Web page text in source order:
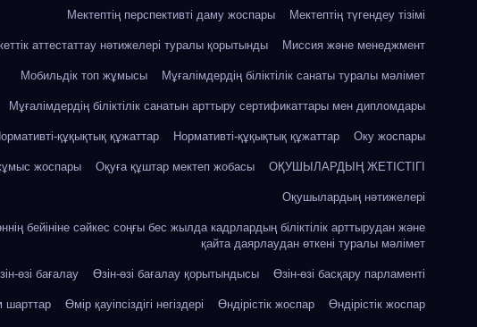
Мектептің перспективті даму жоспары Мектептің түгендеу тізімі
аттестаттау нәтижелері туралы қорытынды Миссия және менеджмент
Мобильдік топ жұмысы Мұғалімдердің біліктілік санаты туралы мәлімет
Мұғалімдердің біліктілік санатын арттыру сертификаттары мен дипломдары
құқықтық құжаттар Нормативті-құқықтық құжаттар Оку жоспары
жоспары Оқуға құштар мектеп жобасы ОҚУШЫЛАРДЫҢ ЖЕТІСТІГІ
Оқушылардың нәтижелері
бейініне сәйкес соңғы бес жылда кадрлардың біліктілік арттырудан және
қайта даярлаудан өткені туралы мәлімет
өзі бағалау Өзін-өзі бағалау қорытындысы Өзін-өзі басқару парламенті
Өмір қауіпсіздігі негіздері Өндірістік жоспар Өндірістік жоспар